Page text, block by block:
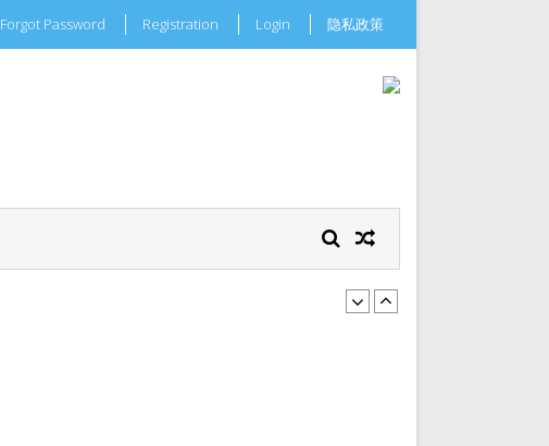
Forgot Password Registration Login 隐私政策